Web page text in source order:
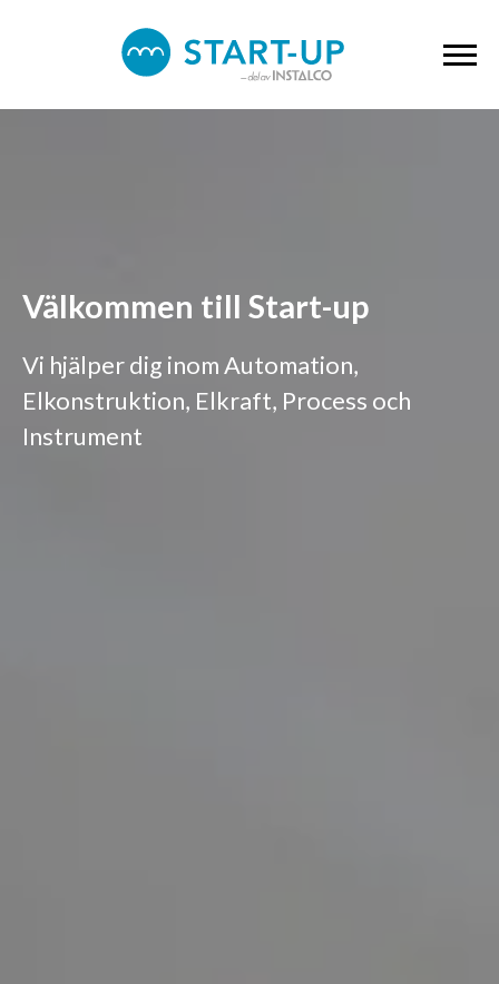
Välkommen till Start-up
Vi hjälper dig inom Automation,
Elkonstruktion, Elkraft, Process och
Instrument